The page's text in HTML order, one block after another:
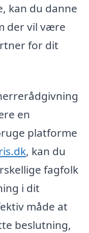
kan du danne
der vil være
for dit
en
platforme
, kan du
fagfolk
i dit
måde at
beslutning,